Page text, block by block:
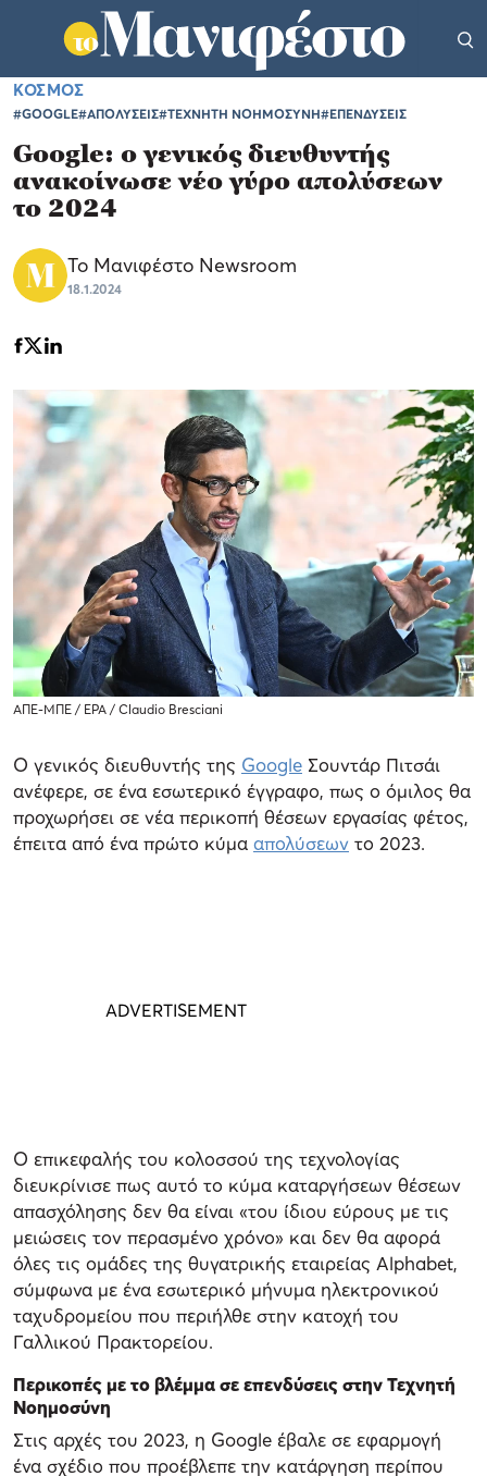
ΚΟΣΜΟΣ
#GOOGLE#ΑΠΟΛΥΣΕΙΣ#ΤΕΧΝΗΤΗ ΝΟΗΜΟΣΥΝΗ#ΕΠΕΝΔΥΣΕΙΣ
Google: ο γενικός διευθυντής
ανακοίνωσε νέο γύρο απολύσεων
το 2024
Το Μανιφέστο Newsroom
18.1.2024
ΑΠΕ-ΜΠΕ / EPA / Claudio Bresciani
Ο γενικός διευθυντής της Google Σουντάρ Πιτσάι
ανέφερε, σε ένα εσωτερικό έγγραφο, πως ο όμιλος θα
προχωρήσει σε νέα περικοπή θέσεων εργασίας φέτος,
έπειτα από ένα πρώτο κύμα απολύσεων το 2023.
Ο επικεφαλής του κολοσσού της τεχνολογίας
διευκρίνισε πως αυτό το κύμα καταργήσεων θέσεων
απασχόλησης δεν θα είναι «του ίδιου εύρους με τις
μειώσεις τον περασμένο χρόνο» και δεν θα αφορά
όλες τις ομάδες της θυγατρικής εταιρείας Alphabet,
σύμφωνα με ένα εσωτερικό μήνυμα ηλεκτρονικού
ταχυδρομείου που περιήλθε στην κατοχή του
Γαλλικού Πρακτορείου.
Περικοπές με το βλέμμα σε επενδύσεις στην Τεχνητή
Νοημοσύνη
Στις αρχές του 2023, η Google έβαλε σε εφαρμογή
ένα σχέδιο που προέβλεπε την κατάργηση περίπου